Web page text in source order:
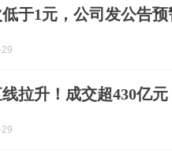
于1元，公司发公告预
拉升！成交超430亿元